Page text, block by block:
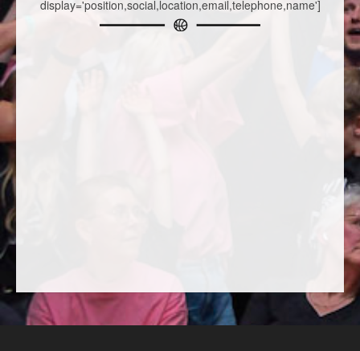
display='position,social,location,email,telephone,name']